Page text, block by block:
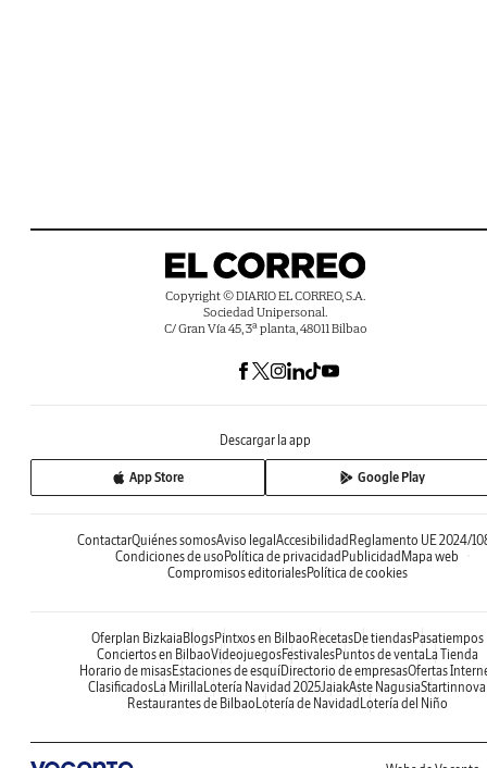
Copyright © DIARIO EL CORREO, S.A.
Sociedad Unipersonal.
C/ Gran Vía 45, 3ª planta, 48011 Bilbao
Descargar la app
App Store Google Play
ContactarQuiénes somosAviso legal Accesibilidad Reglamento UE 2024/
Condiciones de uso Política de privacidad Publicidad Mapa web
Compromisos editorialesPolítica de cookies
Oferplan Bizkaia BlogsPintxos en Bilbao RecetasDe tiendasPasatiempos
Conciertos en BilbaoVideojuegosFestivalesPuntos de venta La Tienda
Horario de misasEstaciones de esquíDirectorio de empresasOfertas
Clasificados La Mirilla Lotería Navidad 2025JaiakAste NagusiaStartinnova
Restaurantes de Bilbao Lotería de Navidad Lotería del Niño